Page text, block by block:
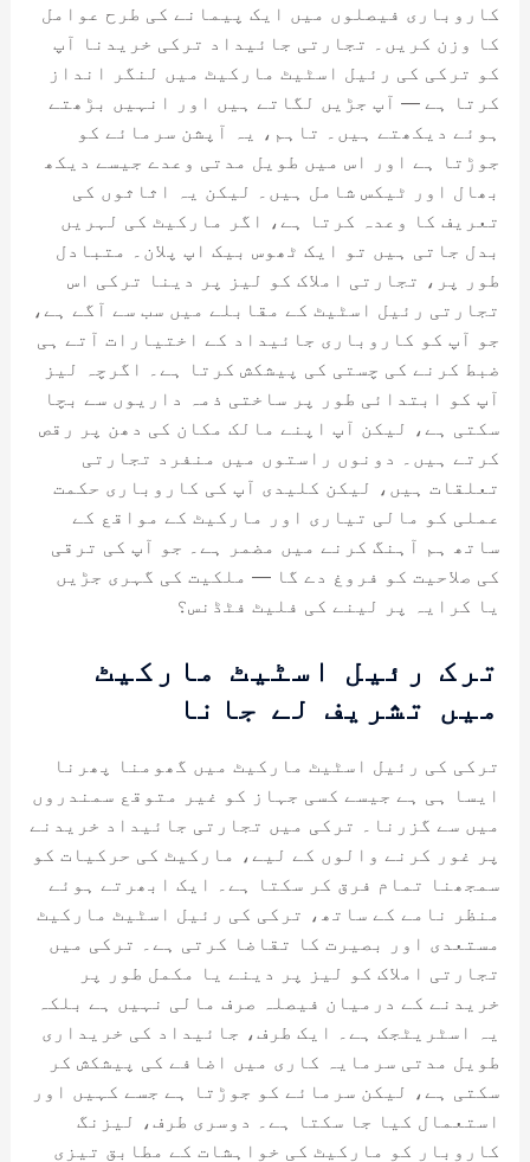
کاروباری فیصلوں میں ایک پیمانے کی طرح عوامل
کا وزن کریں۔ تجارتی جائیداد ترکی خریدنا آپ
کو ترکی کی رئیل اسٹیٹ مارکیٹ میں لنگر انداز
کرتا ہے — آپ جڑیں لگاتے ہیں اور انہیں بڑھتے
ہوئے دیکھتے ہیں۔ تاہم، یہ آپشن سرمائے کو
جوڑتا ہے اور اس میں طویل مدتی وعدے جیسے دیکھ
بھال اور ٹیکس شامل ہیں۔ لیکن یہ اثاثوں کی
تعریف کا وعدہ کرتا ہے، اگر مارکیٹ کی لہریں
بدل جاتی ہیں تو ایک ٹھوس بیک اپ پلان۔ متبادل
طور پر، تجارتی املاک کو لیز پر دینا ترکی اس
تجارتی رئیل اسٹیٹ کے مقابلے میں سب سے آگے ہے،
جو آپ کو کاروباری جائیداد کے اختیارات آتے ہی
ضبط کرنے کی چستی کی پیشکش کرتا ہے۔ اگرچہ لیز
آپ کو ابتدائی طور پر ساختی ذمہ داریوں سے بچا
سکتی ہے، لیکن آپ اپنے مالک مکان کی دھن پر رقص
کرتے ہیں۔ دونوں راستوں میں منفرد تجارتی
تعلقات ہیں، لیکن کلیدی آپ کی کاروباری حکمت
عملی کو مالی تیاری اور مارکیٹ کے مواقع کے
ساتھ ہم آہنگ کرنے میں مضمر ہے۔ جو آپ کی ترقی
کی صلاحیت کو فروغ دے گا — ملکیت کی گہری جڑیں
یا کرایہ پر لینے کی فلیٹ فٹڈنس؟
ترک رئیل اسٹیٹ مارکیٹ
میں تشریف لے جانا
ترکی کی رئیل اسٹیٹ مارکیٹ میں گھومنا پھرنا
ایسا ہی ہے جیسے کسی جہاز کو غیر متوقع سمندروں
میں سے گزرنا۔ ترکی میں تجارتی جائیداد خریدنے
پر غور کرنے والوں کے لیے، مارکیٹ کی حرکیات کو
سمجھنا تمام فرق کر سکتا ہے۔ ایک ابھرتے ہوئے
منظر نامے کے ساتھ، ترکی کی رئیل اسٹیٹ مارکیٹ
مستعدی اور بصیرت کا تقاضا کرتی ہے۔ ترکی میں
تجارتی املاک کو لیز پر دینے یا مکمل طور پر
خریدنے کے درمیان فیصلہ صرف مالی نہیں ہے بلکہ
یہ اسٹریٹجک ہے۔ ایک طرف، جائیداد کی خریداری
طویل مدتی سرمایہ کاری میں اضافے کی پیشکش کر
سکتی ہے، لیکن سرمائے کو جوڑتا ہے جسے کہیں اور
استعمال کیا جا سکتا ہے۔ دوسری طرف، لیزنگ
کاروبار کو مارکیٹ کی خواہشات کے مطابق تیزی